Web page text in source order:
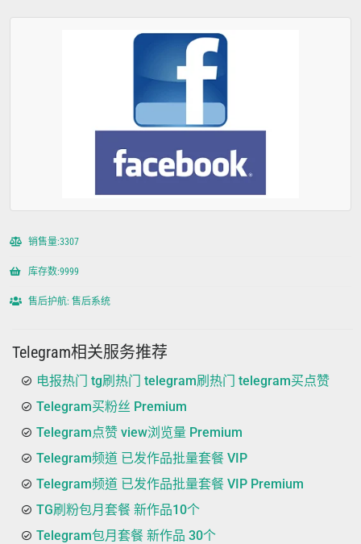
销售量:3307
库存数:9999
售后护航: 售后系统
Telegram相关服务推荐
电报热门 tg刷热门 telegram刷热门 telegram买点赞
Telegram买粉丝 Premium
Telegram点赞 view浏览量 Premium
Telegram频道 已发作品批量套餐 VIP
Telegram频道 已发作品批量套餐 VIP Premium
TG刷粉包月套餐 新作品10个
Telegram包月套餐 新作品 30个